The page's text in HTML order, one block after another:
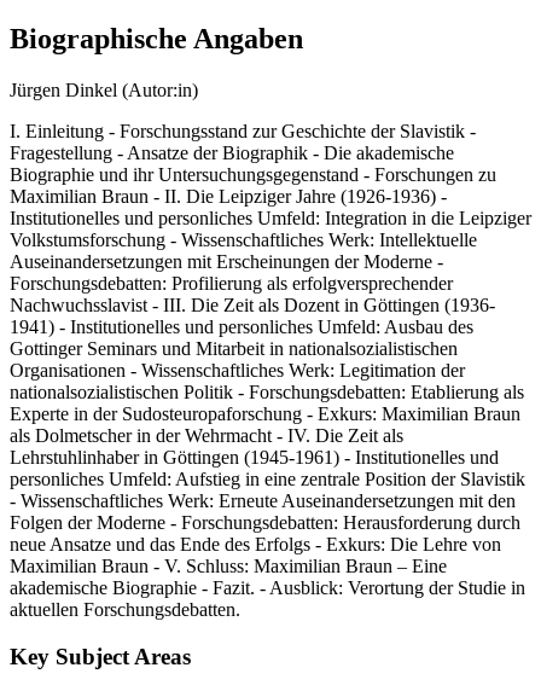
Biographische Angaben
Jürgen Dinkel (Autor:in)
I. Einleitung - Forschungsstand zur Geschichte der Slavistik -
Fragestellung - Ansatze der Biographik - Die akademische
Biographie und ihr Untersuchungsgegenstand - Forschungen zu
Maximilian Braun - II. Die Leipziger Jahre (1926-1936) -
Institutionelles und personliches Umfeld: Integration in die Leipziger
Volkstumsforschung - Wissenschaftliches Werk: Intellektuelle
Auseinandersetzungen mit Erscheinungen der Moderne -
Forschungsdebatten: Profilierung als erfolgversprechender
Nachwuchsslavist - III. Die Zeit als Dozent in Göttingen (1936-
1941) - Institutionelles und personliches Umfeld: Ausbau des
Gottinger Seminars und Mitarbeit in nationalsozialistischen
Organisationen - Wissenschaftliches Werk: Legitimation der
nationalsozialistischen Politik - Forschungsdebatten: Etablierung als
Experte in der Sudosteuropaforschung - Exkurs: Maximilian Braun
als Dolmetscher in der Wehrmacht - IV. Die Zeit als
Lehrstuhlinhaber in Göttingen (1945-1961) - Institutionelles und
personliches Umfeld: Aufstieg in eine zentrale Position der Slavistik
- Wissenschaftliches Werk: Erneute Auseinandersetzungen mit den
Folgen der Moderne - Forschungsdebatten: Herausforderung durch
neue Ansatze und das Ende des Erfolgs - Exkurs: Die Lehre von
Maximilian Braun - V. Schluss: Maximilian Braun – Eine
akademische Biographie - Fazit. - Ausblick: Verortung der Studie in
aktuellen Forschungsdebatten.
Key Subject Areas